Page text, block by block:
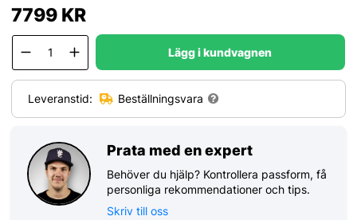
7799KR
Lägg i kundvagnen
Leveranstid: Beställningsvara
Prata med en expert
Behöver du hjälp? Kontrollera passform, få
personliga rekommendationer och tips.
Skriv till oss